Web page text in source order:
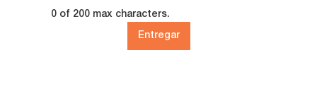
0 of 200 max characters.
Entregar